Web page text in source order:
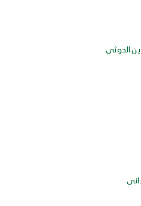
– 1442هـ
| فرقة أنصار الله / فرقة
الحوثي